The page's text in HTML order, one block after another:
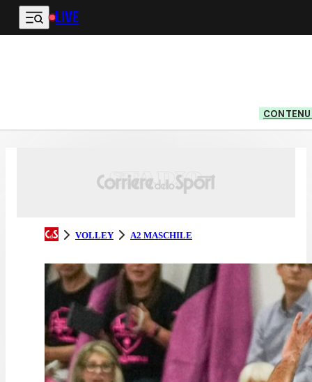
Vai al contenuto principale
LIVE
VOLLEY A2 MASCHILE